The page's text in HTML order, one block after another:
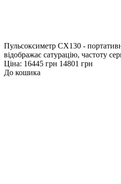
Пульсоксиметр CX130 -
відображає сатурацію, частоту
Ціна: 16445 грн 14801 грн
До кошика